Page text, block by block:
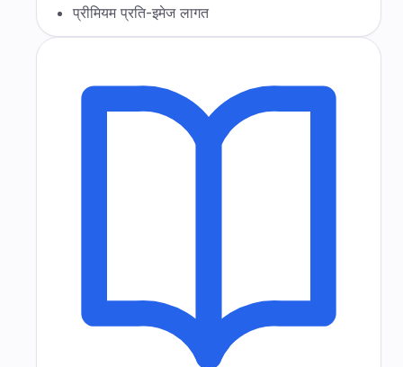
प्रीमियम प्रति-इमेज लागत